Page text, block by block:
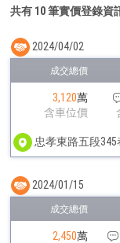
共有 10 筆實價登錄資
3,120萬
含車位價
忠孝東路五段345
2024/04/02
2,450萬
2024/01/15